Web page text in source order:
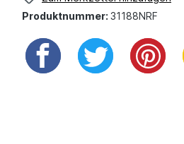
Produktnummer: 31188NRF